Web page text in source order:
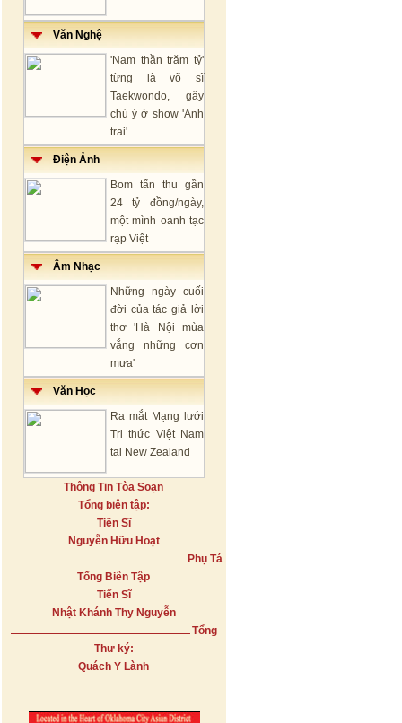
Văn Nghệ
'Nam thần trăm tỷ'
từng là võ sĩ
Taekwondo, gây
chú ý ở show 'Anh
trai'
Điện Ảnh
Bom tấn thu gần
24 tỷ đồng/ngày,
một mình oanh tạc
rạp Việt
Âm Nhạc
Những ngày cuối
đời của tác giả lời
thơ 'Hà Nội mùa
vắng những cơn
mưa'
Văn Học
Ra mắt Mạng lưới
Tri thức Việt Nam
tại New Zealand
Thông Tin Tòa Soạn
Tổng biên tập:
Tiến Sĩ
Nguyễn Hữu Hoạt
Phụ Tá
Tổng Biên Tập
Tiến Sĩ
Nhật Khánh Thy Nguyễn
Tổng
Thư ký:
Quách Y Lành